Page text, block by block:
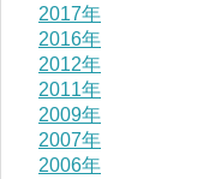
2017年
2016年
2012年
2011年
2009年
2007年
2006年